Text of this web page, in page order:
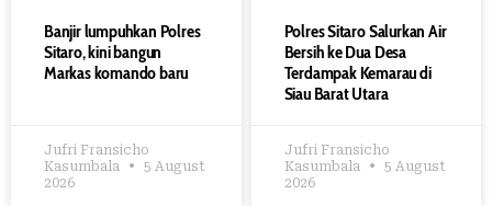
Banjir lumpuhkan Polres
Sitaro, kini bangun
Markas komando baru
Jufri Fransicho
Kasumbala
5 August
2026
Polres Sitaro Salurkan Air
Bersih ke Dua Desa
Terdampak Kemarau di
Siau Barat Utara
Jufri Fransicho
Kasumbala
5 August
2026